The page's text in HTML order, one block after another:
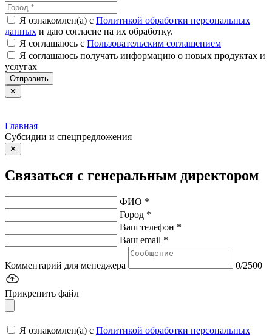
Я ознакомлен(а) с Политикой обработки персональных
данных и даю согласие на их обработку.
Я соглашаюсь c Пользовательским соглашением
Я соглашаюсь получать информацию о новых продуктах и
услугах
Отправить
✕
Главная
Субсидии и спецпредложения
✕
Связаться с генеральным директором
ФИО *
Город *
Ваш телефон *
Ваш email *
Комментарий для менеджера 0/2500
Прикрепить файл
Я ознакомлен(а) с Политикой обработки персональных